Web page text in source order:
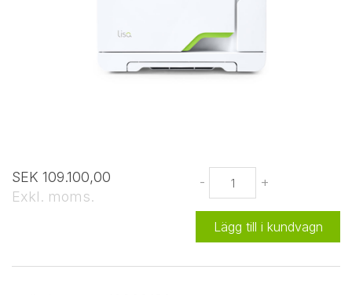
SEK 109.100,00
Exkl. moms.
- +
Lägg till i kundvagn